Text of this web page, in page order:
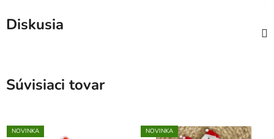
Diskusia
Súvisiaci tovar
NOVINKA NOVINKA